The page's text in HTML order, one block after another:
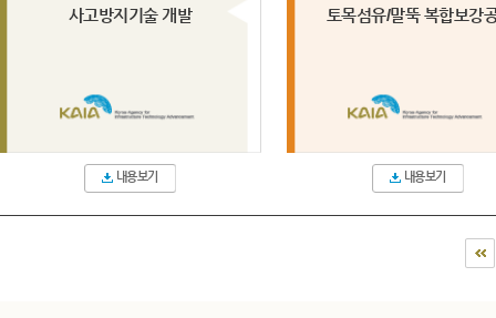
사고방지기술 개발
내용보기
토목섬유/말뚝 복합보강
내용보기